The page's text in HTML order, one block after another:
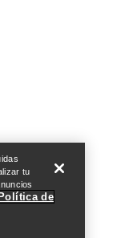
tu
Política de